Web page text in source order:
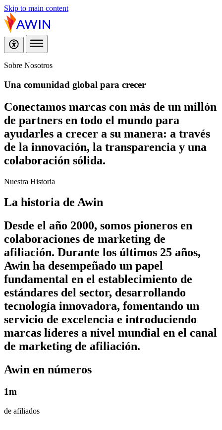
Skip to main content
Sobre Nosotros
Una comunidad global para crecer
Conectamos marcas con más de un millón
de partners en todo el mundo para
ayudarles a crecer a su manera: a través
de la innovación, la transparencia y una
colaboración sólida.
Nuestra Historia
La historia de Awin
Desde el año 2000, somos pioneros en
colaboraciones de marketing de
afiliación. Durante los últimos 25 años,
Awin ha desempeñado un papel
fundamental en el establecimiento de
estándares del sector, desarrollando
tecnología innovadora, fomentando un
servicio de excelencia e introduciendo
marcas líderes a nivel mundial en el canal
de marketing de afiliación.
Awin en números
1m
de afiliados